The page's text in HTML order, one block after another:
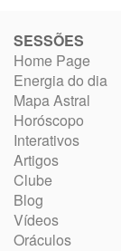
SESSÕES
Home Page
Energia do dia
Mapa Astral
Horóscopo
Interativos
Artigos
Clube
Blog
Vídeos
Oráculos